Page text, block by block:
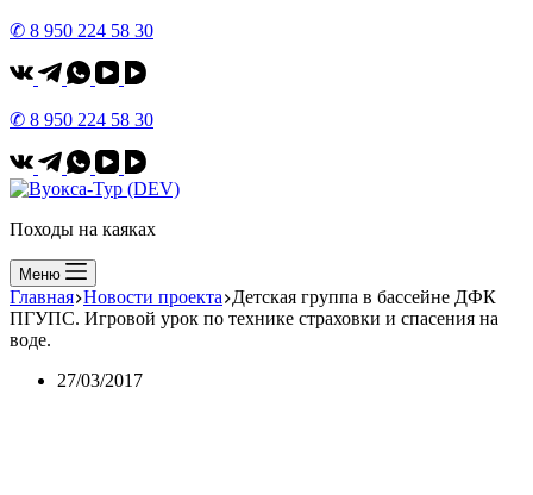
✆ 8 950 224 58 30
✆ 8 950 224 58 30
Походы на каяках
Меню
Главная Новости проекта Детская группа в бассейне ДФК
ПГУПС. Игровой урок по технике страховки и спасения на
воде.
27/03/2017